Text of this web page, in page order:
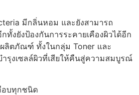
มีกลิ่นหอม และยังสามารถ
ทั้งยังป้องกันการระคายเคืองผิวได้อีก
ลิตภัณฑ์ ทั้งในกลุ่ม Toner และ
รุงเซลล์ผิวที่เสียให้คืนสู่ความสมบูรณ์
อบทุกชนิด